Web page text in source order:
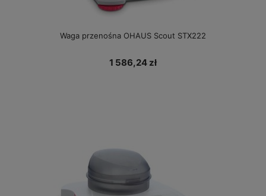
Waga przenośna OHAUS Scout STX222
1 586,24 zł